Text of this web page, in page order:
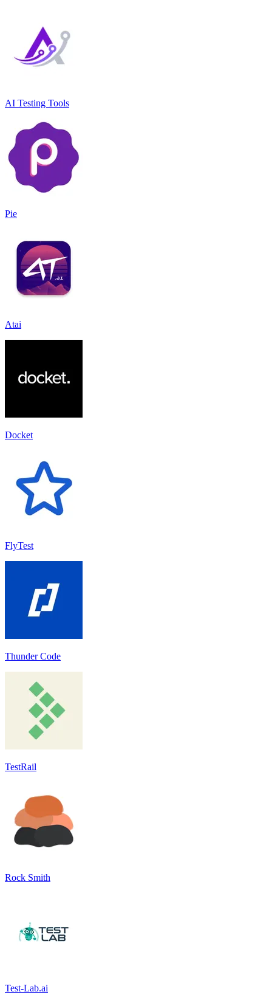
AI Testing Tools
Pie
Atai
Docket
FlyTest
Thunder Code
TestRail
Rock Smith
Test-Lab.ai